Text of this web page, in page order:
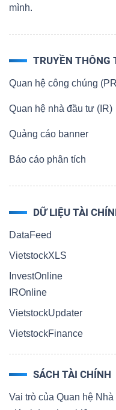
mình.
TRUYỀN THÔNG
Quan hệ công chúng
Quan hệ nhà đầu tư (IR)
Quảng cáo banner
Báo cáo phân tích
DỮ LIỆU TÀI
DataFeed
VietstockXLS
InvestOnline
IROnline
VietstockUpdater
VietstockFinance
SÁCH TÀI CHÍNH
Vai trò của Quan hệ